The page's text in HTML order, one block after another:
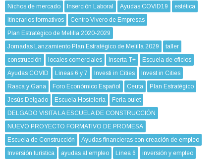
Nichos de mercado
Inserción Laboral Ayudas COVID19
estética
itinerarios formativos
Centro VIvero de Empresas
Plan Estratégico de Melilla 2020-2029
Jornadas Lanzamiento Plan Estratégico de Melilla 2029
taller
construcción
locales comerciales Inserta-T+
Escuela de oficios
Ayudas COVID
Líneas 6 y 7 Investi in Cities
Invest in Cities
Rasca y Gana
Foro Económico Español Ceuta
Plan Estratégico
Jesús Delgado
Escuela Hostelería
Feria oulet
DELGADO VISITA LA ESCUELA DE CONSTRUCCIÓN
NUEVO PROYECTO FORMATIVO DE PROMESA
Escuela de Construcción
Ayudas financieras con creación de empleo
Inversión turística
ayudas al empleo Línea 6
inversión y empleo